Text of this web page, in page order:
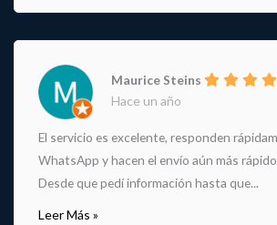
Maurice Steins
Hace un año
El servicio es excelente, responden
WhatsApp y hacen el envío aún más
Desde que pedí información hasta que...
Leer Más »